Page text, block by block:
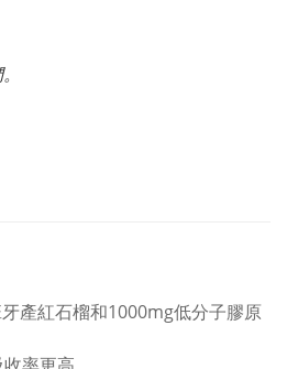
產紅石榴和1000mg低分子膠原